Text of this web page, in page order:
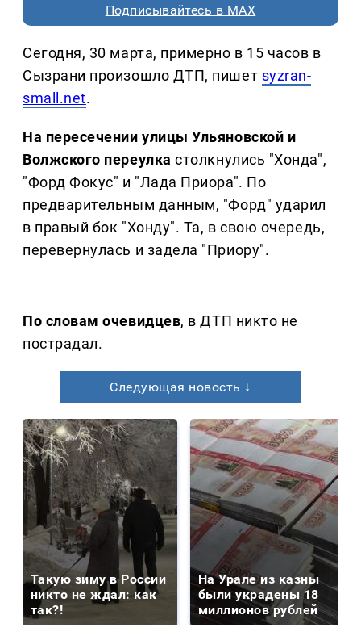
Подписывайтесь в MAX
Сегодня, 30 марта, примерно в 15 часов в
Сызрани произошло ДТП, пишет syzran-
small.net.
На пересечении улицы Ульяновской и
Волжского переулка столкнулись "Хонда",
"Форд Фокус" и "Лада Приора". По
предварительным данным, "Форд" ударил
в правый бок "Хонду". Та, в свою очередь,
перевернулась и задела "Приору".
По словам очевидцев, в ДТП никто не
пострадал.
Следующая новость ↓
Такую зиму в России
никто не ждал: как
так?!
На Урале из казны
были украдены 18
миллионов рублей